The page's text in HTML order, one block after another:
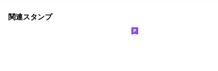
関連スタンプ